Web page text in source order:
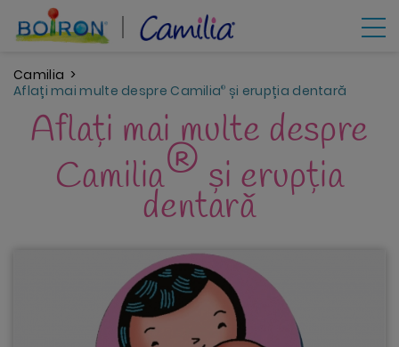
conţinutul
principal
Camilia
Aflați mai multe despre Camilia® și erupția dentară
Aflați mai multe despre
Camilia®și erupția
dentară